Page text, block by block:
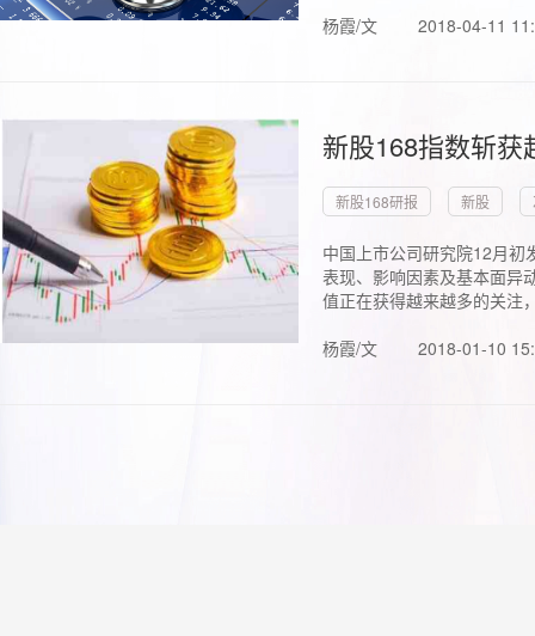
杨霞/文 2018-04-11
新股168指数斩
新股168研报 新股
中国上市公司研究院12月初
表现、影响因素及基本面异
值正在获得越来越多的关注
杨霞/文
2018-01-10